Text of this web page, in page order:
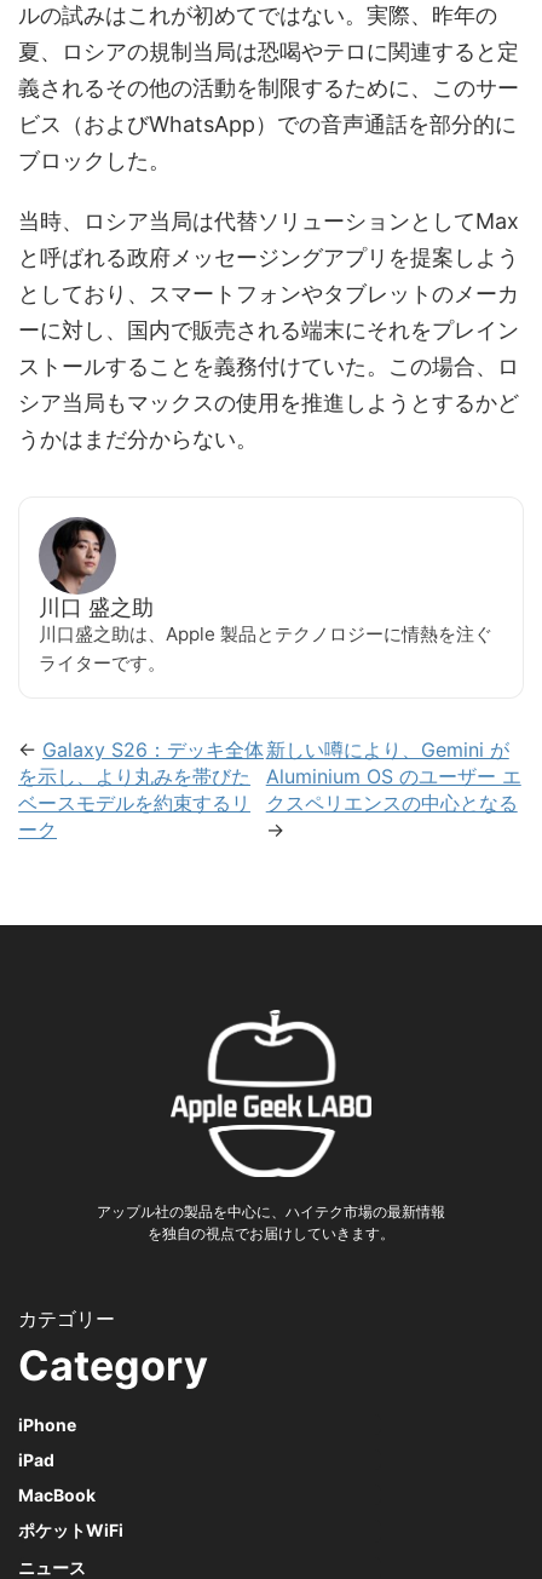
ルの試みはこれが初めてではない。実際、昨年の
夏、ロシアの規制当局は恐喝やテロに関連すると定
義されるその他の活動を制限するために、このサー
ビス（およびWhatsApp）での音声通話を部分的に
ブロックした。
当時、ロシア当局は代替ソリューションとしてMax
と呼ばれる政府メッセージングアプリを提案しよう
としており、スマートフォンやタブレットのメーカ
ーに対し、国内で販売される端末にそれをプレイン
ストールすることを義務付けていた。この場合、ロ
シア当局もマックスの使用を推進しようとするかど
うかはまだ分からない。
川口 盛之助
川口盛之助は、Apple 製品とテクノロジーに情熱を注ぐ
ライターです。
← Galaxy S26：デッキ全体
を示し、より丸みを帯びた
ベースモデルを約束するリ
ーク
新しい噂により、Gemini が
Aluminium OS のユーザー エ
クスペリエンスの中心となる
→
アップル社の製品を中心に、ハイテク市場の最新情報
を独自の視点でお届けしていきます。
Category
iPhone
iPad
MacBook
ポケットWiFi
ニュース